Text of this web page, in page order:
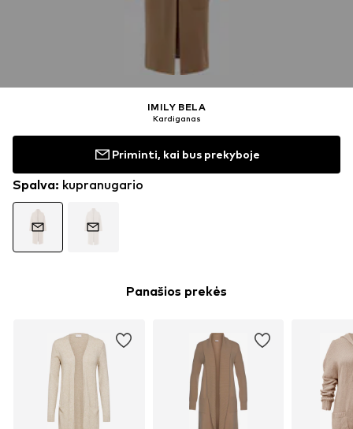
IMILY BELA
Kardiganas
Priminti, kai bus prekyboje
Spalva: kupranugario
Panašios prekės